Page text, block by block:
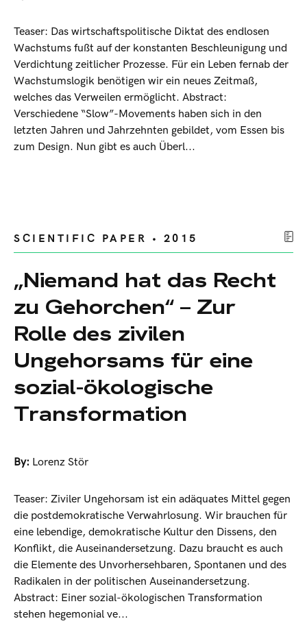
Teaser: Das wirtschaftspolitische Diktat des endlosen
Wachstums fußt auf der konstanten Beschleunigung und
Verdichtung zeitlicher Prozesse. Für ein Leben fernab der
Wachstumslogik benötigen wir ein neues Zeitmaß,
welches das Verweilen ermöglicht. Abstract:
Verschiedene “Slow”-Movements haben sich in den
letzten Jahren und Jahrzehnten gebildet, vom Essen bis
zum Design. Nun gibt es auch Überl...
SCIENTIFIC PAPER • 2015
„Niemand hat das Recht
zu Gehorchen“ – Zur
Rolle des zivilen
Ungehorsams für eine
sozial-ökologische
Transformation
By: Lorenz Stör
Teaser: Ziviler Ungehorsam ist ein adäquates Mittel gegen
die postdemokratische Verwahrlosung. Wir brauchen für
eine lebendige, demokratische Kultur den Dissens, den
Konflikt, die Auseinandersetzung. Dazu braucht es auch
die Elemente des Unvorhersehbaren, Spontanen und des
Radikalen in der politischen Auseinandersetzung.
Abstract: Einer sozial-ökologischen Transformation
stehen hegemonial ve...